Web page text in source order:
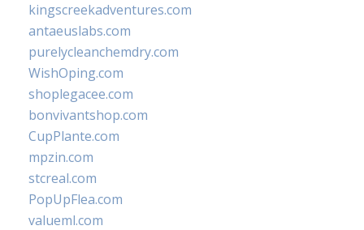
kingscreekadventures.com
antaeuslabs.com
purelycleanchemdry.com
WishOping.com
shoplegacee.com
bonvivantshop.com
CupPlante.com
mpzin.com
stcreal.com
PopUpFlea.com
valueml.com